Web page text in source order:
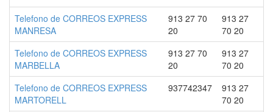
Telefono de CORREOS EXPRESS
MANRESA
913 27 70
20
913 27
70 20
Telefono de CORREOS EXPRESS
MARBELLA
913 27 70
20
913 27
70 20
Telefono de CORREOS EXPRESS
MARTORELL
937742347
913 27
70 20